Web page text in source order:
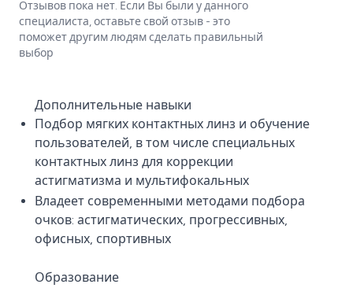
Отзывов пока нет. Если Вы были у данного
специалиста, оставьте свой отзыв - это
поможет другим людям сделать правильный
выбор
Дополнительные навыки
Подбор мягких контактных линз и обучение
пользователей, в том числе специальных
контактных линз для коррекции
астигматизма и мультифокальных
Владеет современными методами подбора
очков: астигматических, прогрессивных,
офисных, спортивных
Образование